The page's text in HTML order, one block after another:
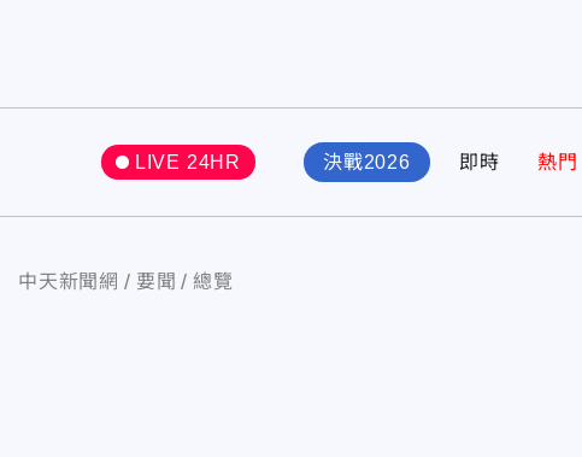
LIVE 24HR 決戰2026 即時 熱門
中天新聞網 要聞 總覽